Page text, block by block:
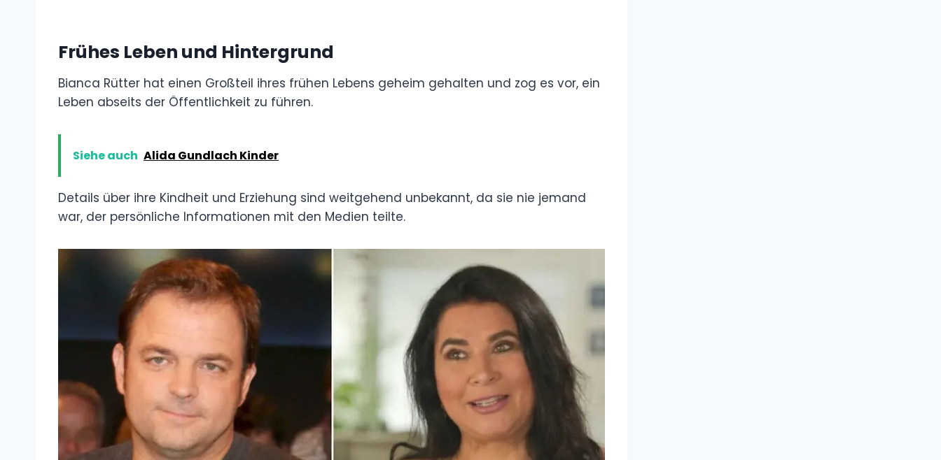
Frühes Leben und Hintergrund
Bianca Rütter hat einen Großteil ihres frühen Lebens geheim gehalten und zog es vor, ein
Leben abseits der Öffentlichkeit zu führen.
Siehe auch Alida Gundlach Kinder
Details über ihre Kindheit und Erziehung sind weitgehend unbekannt, da sie nie jemand
war, der persönliche Informationen mit den Medien teilte.